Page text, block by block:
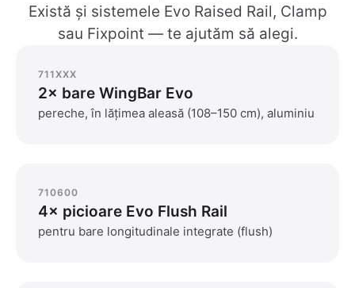
Există și sistemele Evo Raised Rail, Clamp
sau Fixpoint — te ajutăm să alegi.
711XXX
2× bare WingBar Evo
pereche, în lățimea aleasă (108–150 cm), aluminiu
710600
4× picioare Evo Flush Rail
pentru bare longitudinale integrate (flush)